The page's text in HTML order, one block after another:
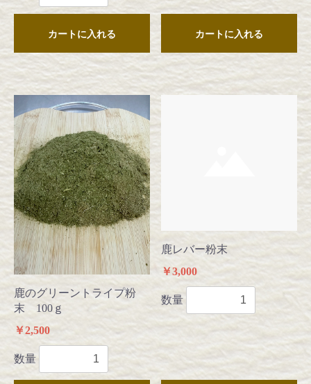
カートに入れる カートに入れる
鹿のグリーントライプ粉
末 100ｇ
￥2,500
数量
鹿レバー粉末
￥3,000
数量